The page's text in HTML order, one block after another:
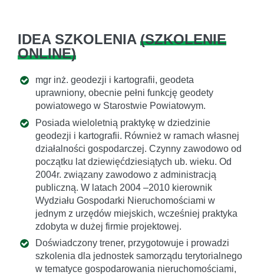
IDEA SZKOLENIA (SZKOLENIE
ONLINE)
mgr inż. geodezji i kartografii, geodeta
uprawniony, obecnie pełni funkcję geodety
powiatowego w Starostwie Powiatowym.
Posiada wieloletnią praktykę w dziedzinie
geodezji i kartografii. Również w ramach własnej
działalności gospodarczej. Czynny zawodowo od
początku lat dziewięćdziesiątych ub. wieku. Od
2004r. związany zawodowo z administracją
publiczną. W latach 2004 –2010 kierownik
Wydziału Gospodarki Nieruchomościami w
jednym z urzędów miejskich, wcześniej praktyka
zdobyta w dużej firmie projektowej.
Doświadczony trener, przygotowuje i prowadzi
szkolenia dla jednostek samorządu terytorialnego
w tematyce gospodarowania nieruchomościami,